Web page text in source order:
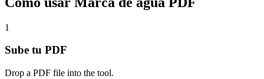
1
Sube tu PDF
Drop a PDF file into the tool.